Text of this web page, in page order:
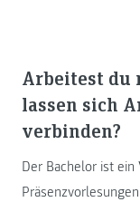
Arbeitest du
lassen sich
verbinden?
Der Bachelor ist